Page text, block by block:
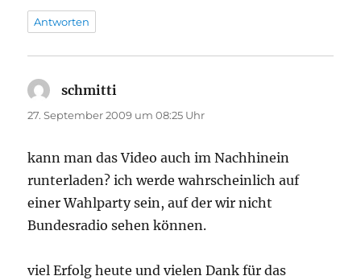
Antworten
schmitti
27. September 2009 um 08:25 Uhr
kann man das Video auch im Nachhinein
runterladen? ich werde wahrscheinlich auf
einer Wahlparty sein, auf der wir nicht
Bundesradio sehen können.
viel Erfolg heute und vielen Dank für das